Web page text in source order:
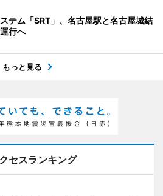
テム「SRT」、名古屋駅と名古屋城結
行へ
もっと見る
セスランキング